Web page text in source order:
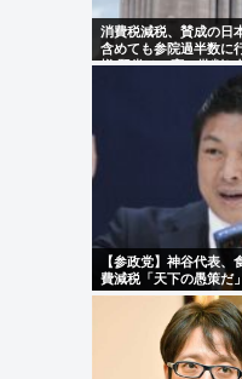
消費税減税、賛成の日
含めても参院過半数に
様 野党は一斉に批判し
の愚策」 おや、チみ？
【参政党】神谷代表、
費減税「天下の愚策だ